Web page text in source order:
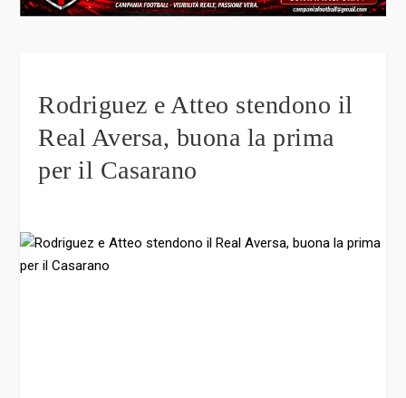
Rodriguez e Atteo stendono il
Real Aversa, buona la prima
per il Casarano